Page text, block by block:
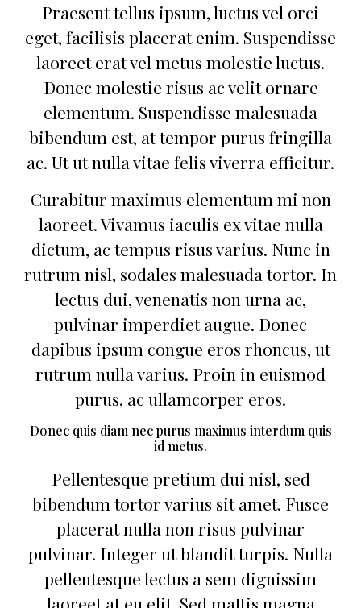
Praesent tellus ipsum, luctus vel orci
eget, facilisis placerat enim. Suspendisse
laoreet erat vel metus molestie luctus.
Donec molestie risus ac velit ornare
elementum. Suspendisse malesuada
bibendum est, at tempor purus fringilla
ac. Ut ut nulla vitae felis viverra efficitur.
Curabitur maximus elementum mi non
laoreet. Vivamus iaculis ex vitae nulla
dictum, ac tempus risus varius. Nunc in
rutrum nisl, sodales malesuada tortor. In
lectus dui, venenatis non urna ac,
pulvinar imperdiet augue. Donec
dapibus ipsum congue eros rhoncus, ut
rutrum nulla varius. Proin in euismod
purus, ac ullamcorper eros.
Donec quis diam nec purus maximus interdum quis
id metus.
Pellentesque pretium dui nisl, sed
bibendum tortor varius sit amet. Fusce
placerat nulla non risus pulvinar
pulvinar. Integer ut blandit turpis. Nulla
pellentesque lectus a sem dignissim
laoreet at eu elit. Sed mattis magna